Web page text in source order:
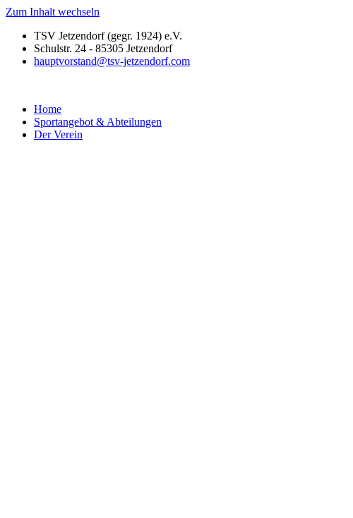
Zum Inhalt wechseln
TSV Jetzendorf (gegr. 1924) e.V.
Schulstr. 24 - 85305 Jetzendorf
hauptvorstand@tsv-jetzendorf.com
Home
Sportangebot & Abteilungen
Der Verein